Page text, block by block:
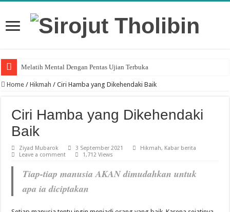
Melatih Mental Dengan Pentas Ujian Terbuka
Home / Hikmah / Ciri Hamba yang Dikehendaki Baik
Ciri Hamba yang Dikehendaki
Baik
Ziyad Mubarok 3 September 2021 Hikmah, Kabar berita
Leave a comment
1,712 Views
Tiap-tiap manusiaAKANdimudahkan untuk
apa ia diciptakan